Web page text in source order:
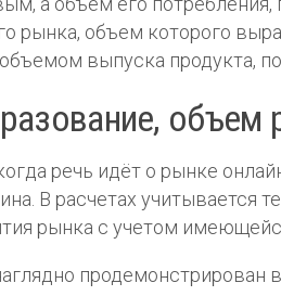
рынка, объем которого
выпуска продукта,
объем
речь идёт о рынке
В расчетах учитывается
рынка с учетом
продемонстрирован